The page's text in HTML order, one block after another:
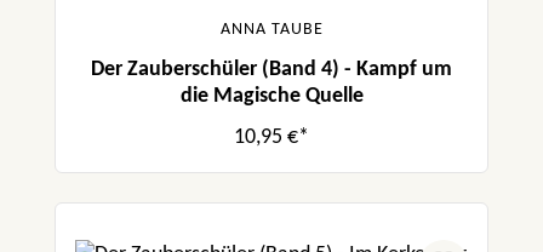
ANNA TAUBE
Der Zauberschüler (Band 4) - Kampf um
die Magische Quelle
10,95 €*